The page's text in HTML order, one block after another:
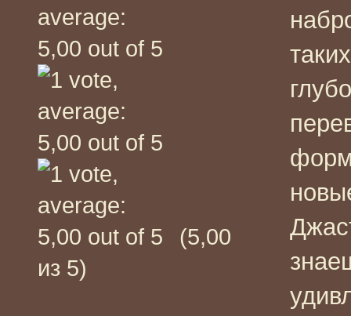
(5,00
из 5)